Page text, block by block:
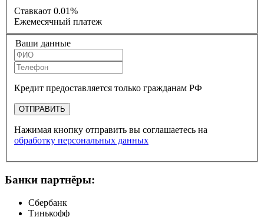
Ставкаот 0.01%
Ежемесячный платеж
Ваши данные
Кредит предоставляется только гражданам РФ
ОТПРАВИТЬ
Нажимая кнопку отправить вы соглашаетесь на
обработку персональных данных
Банки партнёры:
Сбербанк
Тинькофф